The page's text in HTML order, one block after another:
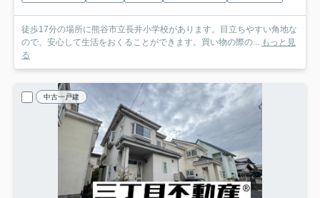
徒歩17分の場所に熊谷市立長井小学校があります。目立ちやすい角地な
ので、安心して生活をおくることができます。買い物の際の... もっと見
る
中古一戸建